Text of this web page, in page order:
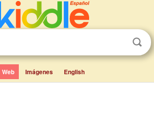
Web Imágenes English